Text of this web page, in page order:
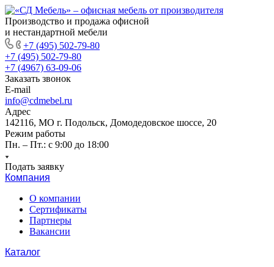
Производство и продажа офисной
и нестандартной мебели
+7 (495) 502-79-80
+7 (495) 502-79-80
+7 (4967) 63-09-06
Заказать звонок
E-mail
info@cdmebel.ru
Адрес
142116, МО г. Подольск, Домодедовское шоссе, 20
Режим работы
Пн. – Пт.: с 9:00 до 18:00
Подать заявку
Компания
О компании
Сертификаты
Партнеры
Вакансии
Каталог